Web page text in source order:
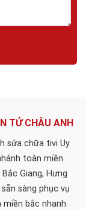
TỬ CHÂU ANH
sửa chữa tivi Uy
toàn miền
Giang, Hưng
sàng phục vụ
bắc nhanh